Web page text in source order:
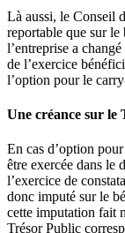
Là aussi, le Conseil
reportable que sur le
l’entreprise a
de l’exercice
l’option pour le
Une créance sur le
En cas d’option
être exercée dans le
l’exercice de
donc imputé sur le
cette imputation fait
Trésor Public